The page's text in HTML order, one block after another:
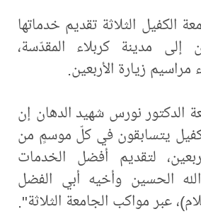
الكفيل الثلاثة تقديم خدماتها
إلى مدينة كربلاء المقدّسة،
زيارة الأربعين.
الدكتور نورس شهيد الدهان إن
يتسابقون في كلّ موسمٍ من
لتقديم أفضل الخدمات
الحسين وأخيه أبي الفضل
عبر مواكب الجامعة الثلاثة".